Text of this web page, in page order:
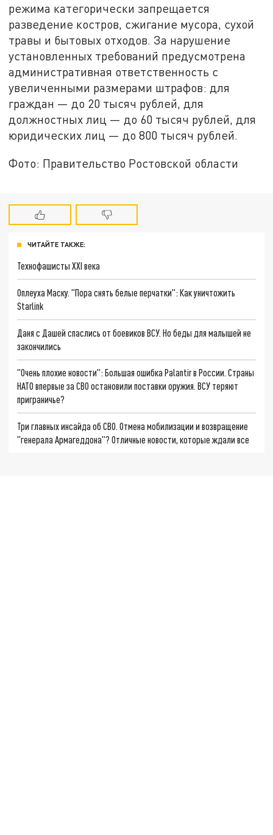
режима категорически запрещается
разведение костров, сжигание мусора, сухой
травы и бытовых отходов. За нарушение
установленных требований предусмотрена
административная ответственность с
увеличенными размерами штрафов: для
граждан — до 20 тысяч рублей, для
должностных лиц — до 60 тысяч рублей, для
юридических лиц — до 800 тысяч рублей.
Фото: Правительство Ростовской области
ЧИТАЙТЕ ТАКЖЕ:
Технофашисты XXI века
Оплеуха Маску. "Пора снять белые перчатки": Как уничтожить
Starlink
Даня с Дашей спаслись от боевиков ВСУ. Но беды для малышей не
закончились
"Очень плохие новости": Большая ошибка Palantir в России. Страны
НАТО впервые за СВО остановили поставки оружия. ВСУ теряют
приграничье?
Три главных инсайда об СВО. Отмена мобилизации и возвращение
"генерала Армагеддона"? Отличные новости, которые ждали все